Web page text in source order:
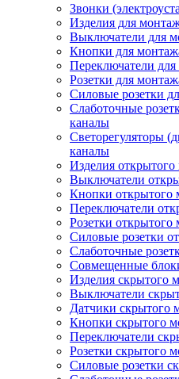
Звонки
Изделия для
Выключатели для
Кнопки для
Переключатели
Розетки для
Силовые розетки
Слаботочные
каналы
Светорегуляторы
каналы
Изделия открытого
Выключатели
Кнопки открытого
Переключатели
Розетки открытого
Силовые розетки
Слаботочные
Совмещенные
Изделия скрытого
Выключатели
Датчики скрытого
Кнопки скрытого
Переключатели
Розетки скрытого
Силовые розетки